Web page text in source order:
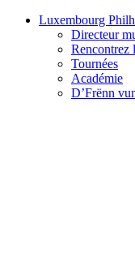
Luxembourg
Directeur
Rencontrez
Tournées
Académie
D’Frënn